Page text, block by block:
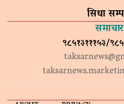
सिधा
समाचार
९८५१३१११५३/